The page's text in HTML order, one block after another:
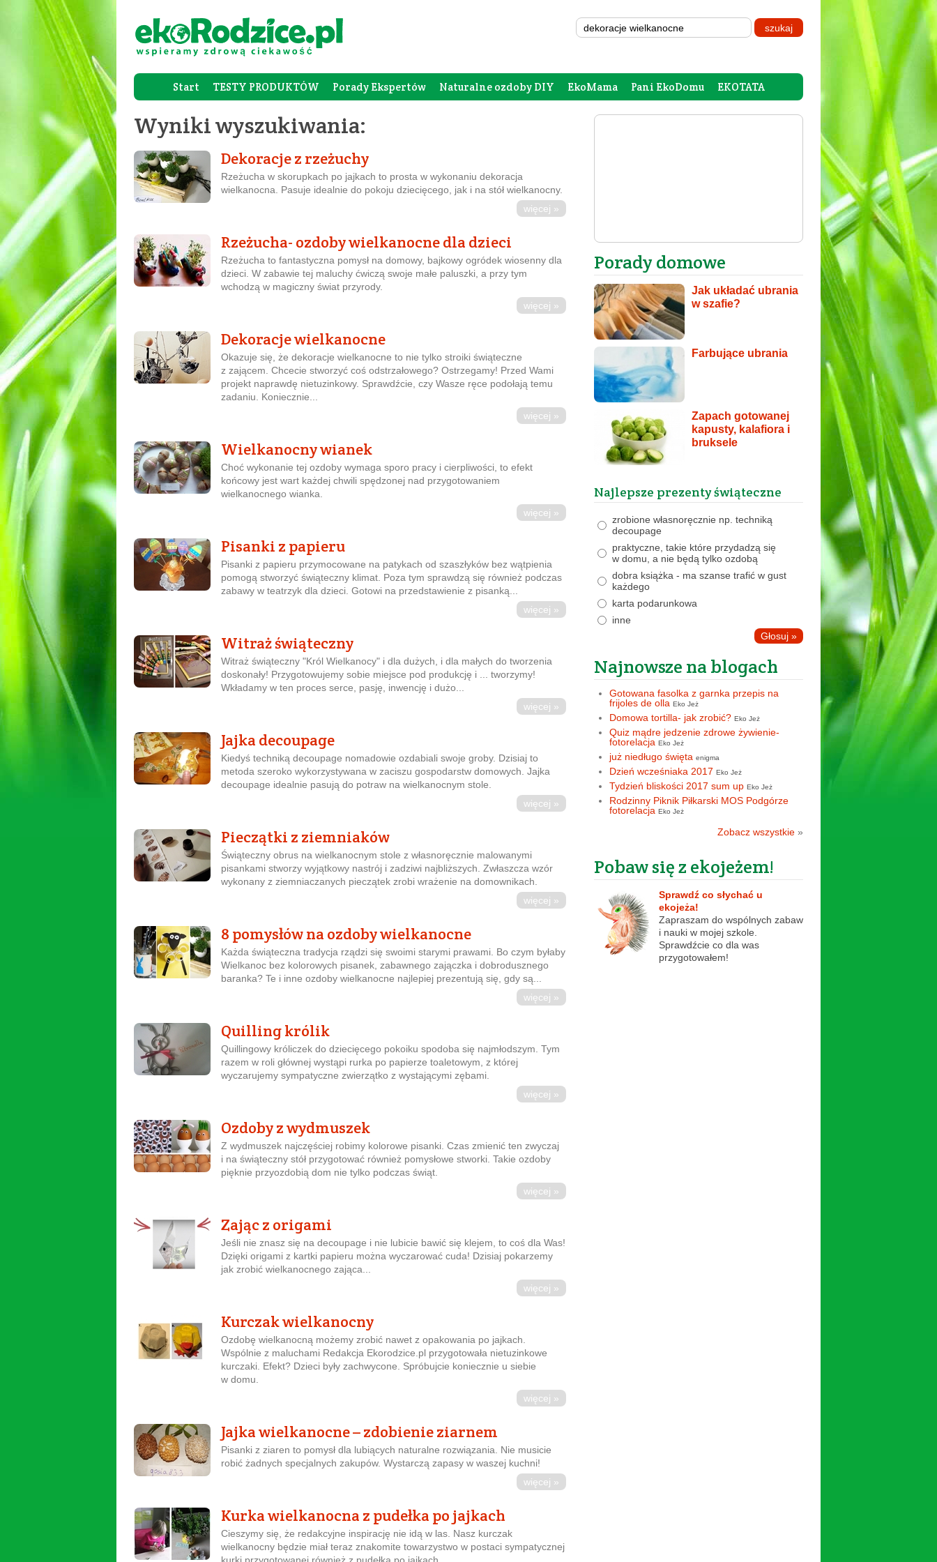
Start TESTY PRODUKTÓW Porady Ekspertów Naturalne ozdoby DIY EkoMama Pani EkoDomu EKOTATA
Wyniki wyszukiwania:
Dekoracje z rzeżuchy
Rzeżucha w skorupkach po jajkach to prosta w wykonaniu dekoracja
wielkanocna. Pasuje idealnie do pokoju dziecięcego, jak i na stół wielkanocny.
więcej »
Rzeżucha- ozdoby wielkanocne dla dzieci
Rzeżucha to fantastyczna pomysł na domowy, bajkowy ogródek wiosenny dla
dzieci. W zabawie tej maluchy ćwiczą swoje małe paluszki, a przy tym
wchodzą w magiczny świat przyrody.
więcej »
Dekoracje wielkanocne
Okazuje się, że dekoracje wielkanocne to nie tylko stroiki świąteczne
z zającem. Chcecie stworzyć coś odstrzałowego? Ostrzegamy! Przed Wami
projekt naprawdę nietuzinkowy. Sprawdźcie, czy Wasze ręce podołają temu
zadaniu. Koniecznie...
więcej »
Wielkanocny wianek
Choć wykonanie tej ozdoby wymaga sporo pracy i cierpliwości, to efekt
końcowy jest wart każdej chwili spędzonej nad przygotowaniem
wielkanocnego wianka.
więcej »
Pisanki z papieru
Pisanki z papieru przymocowane na patykach od szaszłyków bez wątpienia
pomogą stworzyć świąteczny klimat. Poza tym sprawdzą się również podczas
zabawy w teatrzyk dla dzieci. Gotowi na przedstawienie z pisanką...
więcej »
Witraż świąteczny
Witraż świąteczny "Król Wielkanocy" i dla dużych, i dla małych do tworzenia
doskonały! Przygotowujemy sobie miejsce pod produkcję i ... tworzymy!
Wkładamy w ten proces serce, pasję, inwencję i dużo...
więcej »
Jajka decoupage
Kiedyś techniką decoupage nomadowie ozdabiali swoje groby. Dzisiaj to
metoda szeroko wykorzystywana w zaciszu gospodarstw domowych. Jajka
decoupage idealnie pasują do potraw na wielkanocnym stole.
więcej »
Pieczątki z ziemniaków
Świąteczny obrus na wielkanocnym stole z własnoręcznie malowanymi
pisankami stworzy wyjątkowy nastrój i zadziwi najbliższych. Zwłaszcza wzór
wykonany z ziemniaczanych pieczątek zrobi wrażenie na domownikach.
więcej »
8 pomysłów na ozdoby wielkanocne
Każda świąteczna tradycja rządzi się swoimi starymi prawami. Bo czym byłaby
Wielkanoc bez kolorowych pisanek, zabawnego zajączka i dobrodusznego
baranka? Te i inne ozdoby wielkanocne najlepiej prezentują się, gdy są...
więcej »
Quilling królik
Quillingowy króliczek do dziecięcego pokoiku spodoba się najmłodszym. Tym
razem w roli głównej wystąpi rurka po papierze toaletowym, z której
wyczarujemy sympatyczne zwierzątko z wystającymi zębami.
więcej »
Ozdoby z wydmuszek
Z wydmuszek najczęściej robimy kolorowe pisanki. Czas zmienić ten zwyczaj
i na świąteczny stół przygotować również pomysłowe stworki. Takie ozdoby
pięknie przyozdobią dom nie tylko podczas świąt.
więcej »
Zając z origami
Jeśli nie znasz się na decoupage i nie lubicie bawić się klejem, to coś dla Was!
Dzięki origami z kartki papieru można wyczarować cuda! Dzisiaj pokarzemy
jak zrobić wielkanocnego zająca...
więcej »
Kurczak wielkanocny
Ozdobę wielkanocną możemy zrobić nawet z opakowania po jajkach.
Wspólnie z maluchami Redakcja Ekorodzice.pl przygotowała nietuzinkowe
kurczaki. Efekt? Dzieci były zachwycone. Spróbujcie koniecznie u siebie
w domu.
więcej »
Jajka wielkanocne – zdobienie ziarnem
Pisanki z ziaren to pomysł dla lubiących naturalne rozwiązania. Nie musicie
robić żadnych specjalnych zakupów. Wystarczą zapasy w waszej kuchni!
więcej »
Kurka wielkanocna z pudełka po jajkach
Cieszymy się, że redakcyjne inspirację nie idą w las. Nasz kurczak
wielkanocny będzie miał teraz znakomite towarzystwo w postaci sympatycznej
Porady domowe
Jak układać ubrania
w szafie?
Farbujące ubrania
Zapach gotowanej
kapusty, kalafiora i
bruksele
Najlepsze prezenty świąteczne
zrobione własnoręcznie np. techniką
decoupage
praktyczne, takie które przydadzą się
w domu, a nie będą tylko ozdobą
dobra książka - ma szanse trafić w gust
każdego
karta podarunkowa
inne
Najnowsze na blogach
Gotowana fasolka z garnka przepis na
frijoles de olla Eko Jeż
Domowa tortilla- jak zrobić? Eko Jeż
Quiz mądre jedzenie zdrowe żywienie-
fotorelacja Eko Jeż
już niedługo święta enigma
Dzień wcześniaka 2017 Eko Jeż
Tydzień bliskości 2017 sum up Eko Jeż
Rodzinny Piknik Piłkarski MOS Podgórze
fotorelacja Eko Jeż
Zobacz wszystkie »
Pobaw się z ekojeżem!
Sprawdź co słychać u
ekojeża!
Zapraszam do wspólnych zabaw
i nauki w mojej szkole.
Sprawdźcie co dla was
przygotowałem!